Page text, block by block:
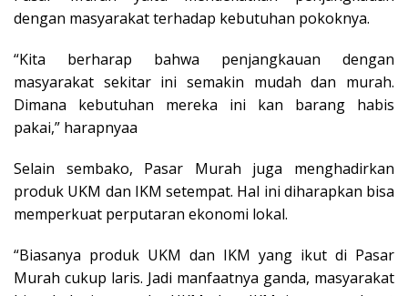
dengan masyarakat terhadap kebutuhan pokoknya.
“Kita berharap bahwa penjangkauan dengan
masyarakat sekitar ini semakin mudah dan murah.
Dimana kebutuhan mereka ini kan barang habis
pakai,” harapnyaa
Selain sembako, Pasar Murah juga menghadirkan
produk UKM dan IKM setempat. Hal ini diharapkan bisa
memperkuat perputaran ekonomi lokal.
“Biasanya produk UKM dan IKM yang ikut di Pasar
Murah cukup laris. Jadi manfaatnya ganda, masyarakat